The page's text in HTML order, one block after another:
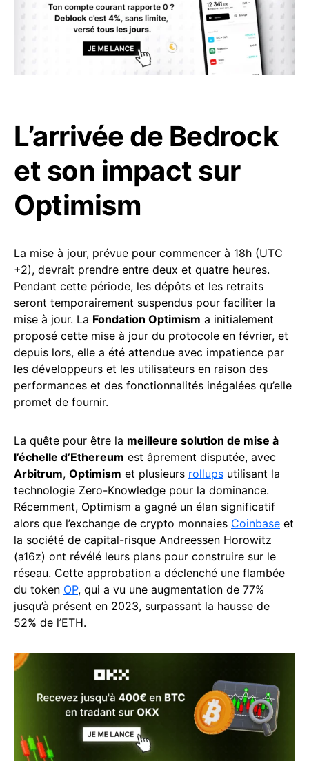
L’arrivée de Bedrock
et son impact sur
Optimism
La mise à jour, prévue pour commencer à 18h (UTC
+2), devrait prendre entre deux et quatre heures.
Pendant cette période, les dépôts et les retraits
seront temporairement suspendus pour faciliter la
mise à jour. La Fondation Optimism a initialement
proposé cette mise à jour du protocole en février, et
depuis lors, elle a été attendue avec impatience par
les développeurs et les utilisateurs en raison des
performances et des fonctionnalités inégalées qu’elle
promet de fournir.
La quête pour être la meilleure solution de mise à
l’échelle d’Ethereum est âprement disputée, avec
Arbitrum, Optimism et plusieurs rollups utilisant la
technologie Zero-Knowledge pour la dominance.
Récemment, Optimism a gagné un élan significatif
alors que l’exchange de crypto monnaies Coinbase et
la société de capital-risque Andreessen Horowitz
(a16z) ont révélé leurs plans pour construire sur le
réseau. Cette approbation a déclenché une flambée
du token OP, qui a vu une augmentation de 77%
jusqu’à présent en 2023, surpassant la hausse de
52% de l’ETH.